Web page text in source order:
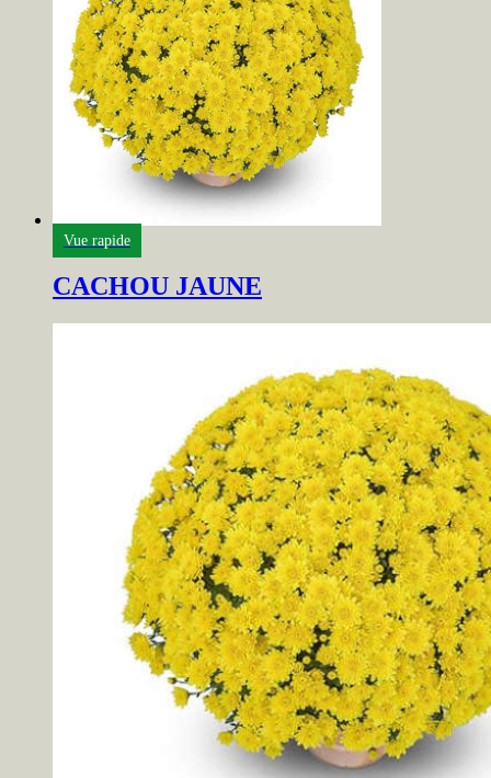
Vue rapide
CACHOU JAUNE